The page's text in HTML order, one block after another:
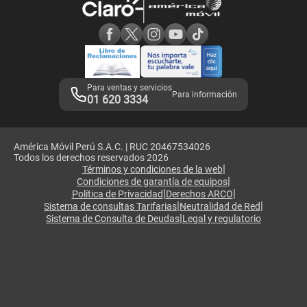
Adquirientes iPhone 6, 6S y SE
Mensaje de Seguridad
Términos y Condiciones de Tienda Claro
Libro de Reclamaciones
Legales de marketplace
Para ventas y servicios
01 620 3334 Para información
América Móvil Perú S.A.C. | RUC 20467534026
Todos los derechos reservados 2026
Términos y condiciones de la web|
Condiciones de garantía de equipos|
Política de Privacidad|Derechos ARCO|
Sistema de consultas Tarifarias|Neutralidad de Red|
Sistema de Consulta de Deudas|Legal y regulatorio